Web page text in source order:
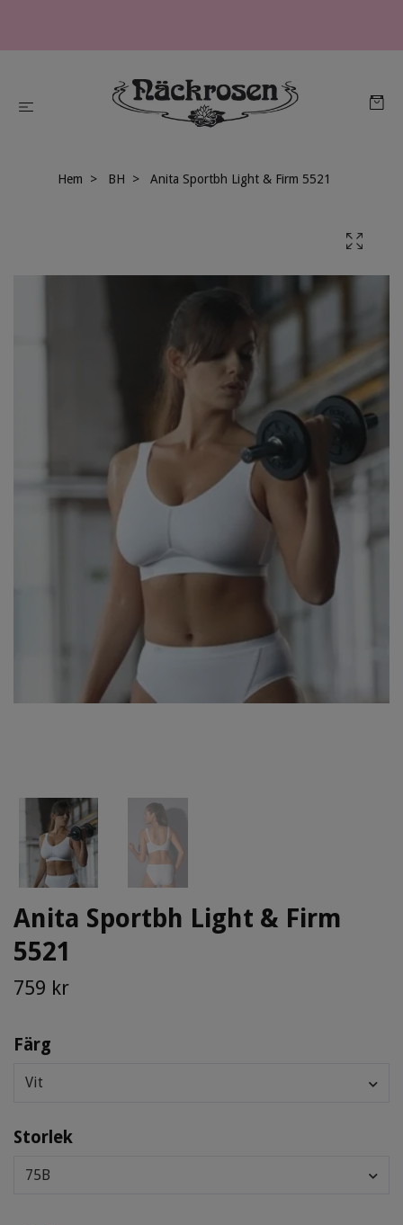
Hem BH Anita Sportbh Light & Firm 5521
Anita Sportbh Light & Firm
5521
759 kr
Färg
Vit
Storlek
75B